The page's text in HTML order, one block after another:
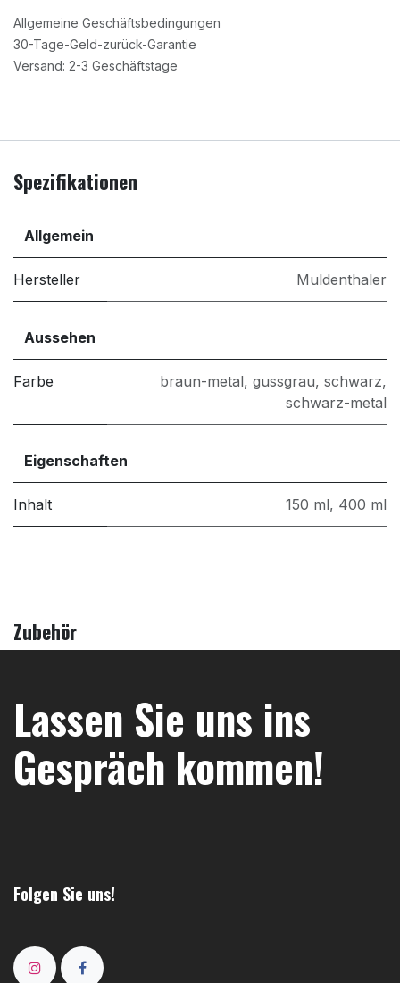
Allgemeine Geschäftsbedingungen
30-Tage-Geld-zurück-Garantie
Versand: 2-3 Geschäftstage
Spezifikationen
Allgemein
Hersteller Muldenthaler
Aussehen
Farbe braun-metal, gussgrau, schwarz,
schwarz-metal
Eigenschaften
Inhalt 150 ml, 400 ml
Zubehör
Lassen Sie uns ins
Gespräch kommen!
Folgen Sie uns!